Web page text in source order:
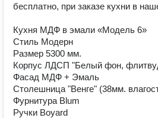
бесплатно, при заказе кухни в
Кухня МДФ в эмали «Модель 6»
Стиль Модерн
Размер 5300 мм.
Корпус ЛДСП "Белый фон,
Фасад МДФ + Эмаль
Столешница "Венге" (38мм.
Фурнитура Blum
Ручки Boyard